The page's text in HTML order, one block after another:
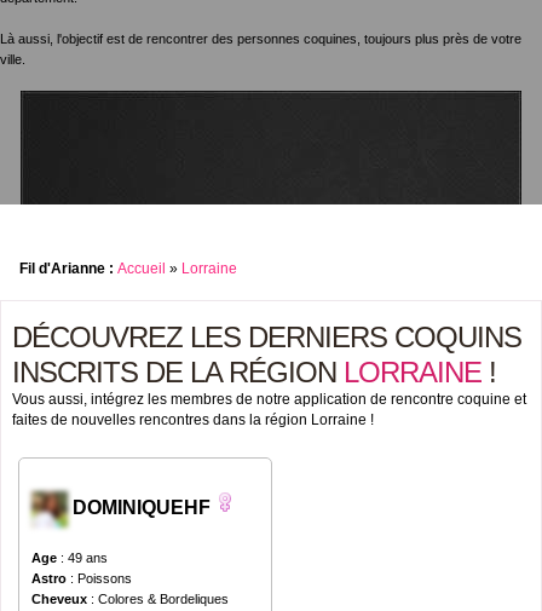
Là aussi, l'objectif est de rencontrer des personnes coquines, toujours plus près de votre
ville.
Fil d'Arianne : Accueil » Lorraine
DÉCOUVREZ LES DERNIERS COQUINS
INSCRITS DE LA RÉGION LORRAINE !
Vous aussi, intégrez les membres de notre application de rencontre coquine et
faites de nouvelles rencontres dans la région Lorraine !
DOMINIQUEHF
Age : 49 ans
Astro : Poissons
Cheveux : Colores & Bordeliques